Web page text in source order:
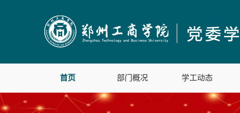
首页 部门概况 学工动态